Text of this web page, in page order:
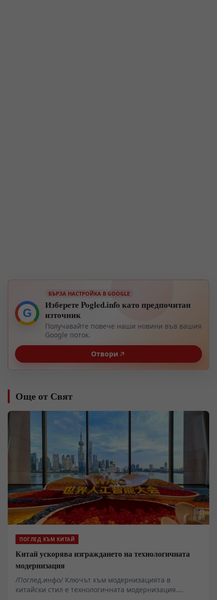
G
БЪРЗА НАСТРОЙКА В GOOGLE
Изберете Pogled.info като предпочитан
източник
Получавайте повече наши новини във вашия
Google поток.
Отвори
Още от Свят
ПОГЛЕД КЪМ КИТАЙ
Китай ускорява изграждането на технологичната
модернизация
/Поглед.инфо/ Ключът към модернизацията в
китайски стил е технологичната модернизация.